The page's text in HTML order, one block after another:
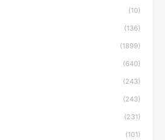
(10)
(136)
(1899)
(640)
(243)
(243)
(231)
(101)